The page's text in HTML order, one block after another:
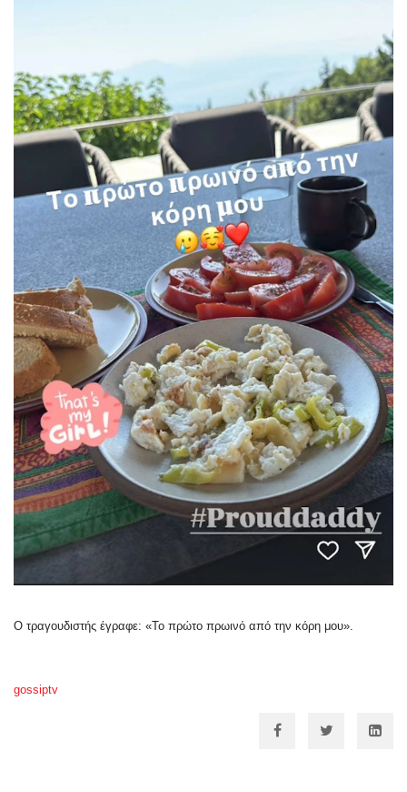
Ο τραγουδιστής έγραφε: «Το πρώτο πρωινό από την κόρη μου».
gossiptv